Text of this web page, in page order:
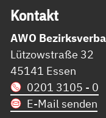
Kon­takt
AWO
Lützowstraße 32
45141 Essen
0201 3105 - 0
E-Mail senden